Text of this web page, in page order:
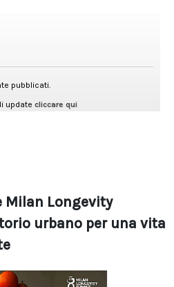
Milan Longevity
urbano per una vita